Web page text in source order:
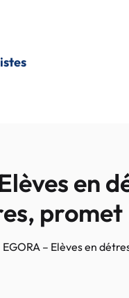
en
promet
EGORA – Elèves en